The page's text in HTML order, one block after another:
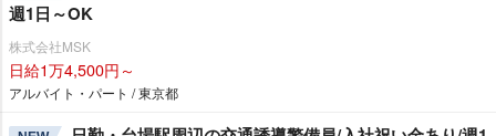
週1日～OK
株式会社MSK
日給1万4,500円～
アルバイト・パート / 東京都